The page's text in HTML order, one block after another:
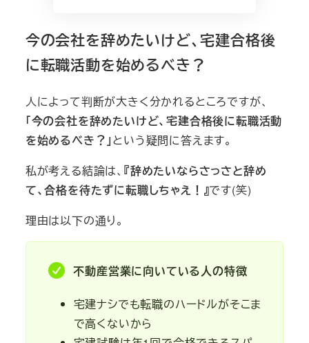
今の会社を辞めたいけど、宅建合格後
に転職活動を始めるべき？
人によって判断が大きく分かれるところですが、
「今の会社を辞めたいけど、宅建合格後に転職活動
を始めるべき？」という疑問に答えます。
私が考える結論は、 『辞めたいならさっさと辞め
て、合格を待たずに転職しちゃえ！』です(笑)
理由は以下の通り。
不動産営業に向いている人の特徴
宅建ナシでも転職のハードルがそこま
で高くないから